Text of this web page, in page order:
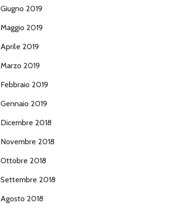
Giugno 2019
Maggio 2019
Aprile 2019
Marzo 2019
Febbraio 2019
Gennaio 2019
Dicembre 2018
Novembre 2018
Ottobre 2018
Settembre 2018
Agosto 2018